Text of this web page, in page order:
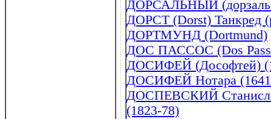
ДОРСАЛЬНЫЙ
ДОРСТ (Dorst) Танкред
ДОРТМУНД (Dortmund)
ДОС ПАССОС (Dos
ДОСИФЕЙ (Дософтей)
ДОСИФЕЙ Нотара
ДОСПЕВСКИЙ
(1823-78)